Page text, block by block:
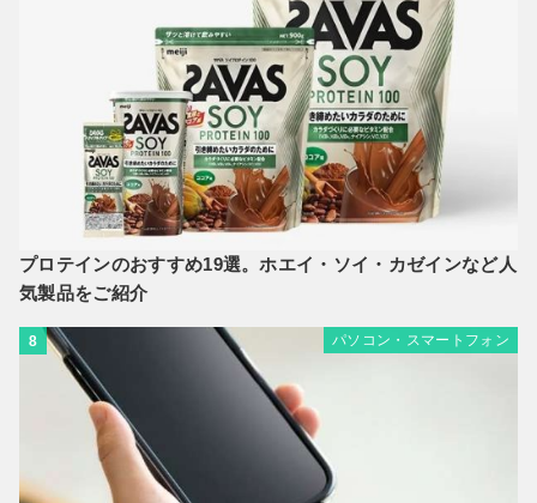
プロテインのおすすめ19選。ホエイ・ソイ・カゼインなど人
気製品をご紹介
8 パソコン・スマートフォン